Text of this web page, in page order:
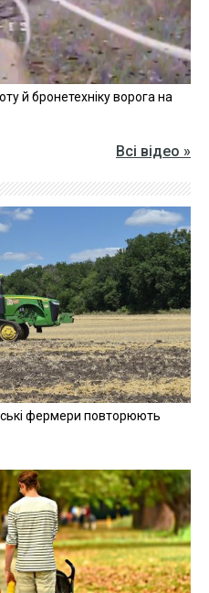
й бронетехніку ворога на
Всі відео »
фермери повторюють